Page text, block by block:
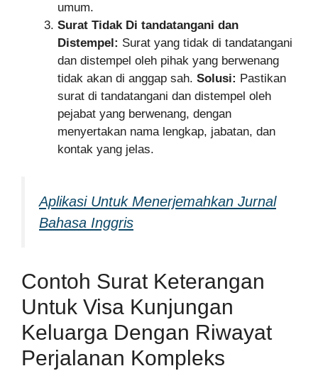
umum.
Surat Tidak Di tandatangani dan
Distempel: Surat yang tidak di tandatangani
dan distempel oleh pihak yang berwenang
tidak akan di anggap sah. Solusi: Pastikan
surat di tandatangani dan distempel oleh
pejabat yang berwenang, dengan
menyertakan nama lengkap, jabatan, dan
kontak yang jelas.
Aplikasi Untuk Menerjemahkan Jurnal
Bahasa Inggris
Contoh Surat Keterangan
Untuk Visa Kunjungan
Keluarga Dengan Riwayat
Perjalanan Kompleks